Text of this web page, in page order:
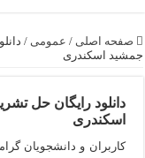
صفحه اصلی / عمومی /
جمشید اسکندری
اسکندری
کاربران و دانشجویان